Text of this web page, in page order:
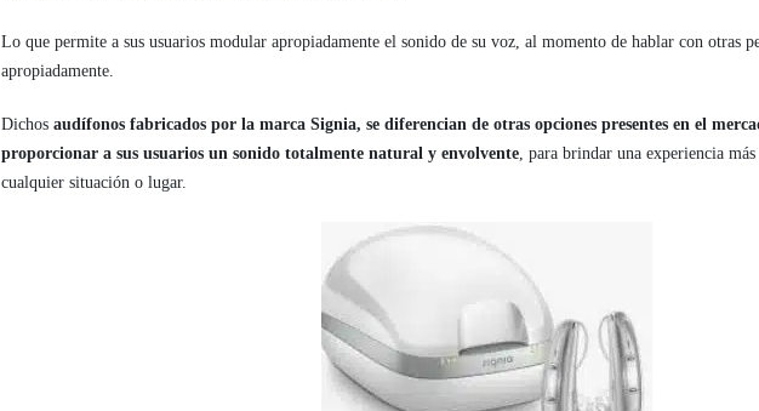
Lo que permite a sus usuarios modular apropiadamente el sonido de su voz, al momento de hablar con otras
apropiadamente.
Dichos audífonos fabricados por la marca Signia, se diferencian de otras opciones presentes en el
proporcionar a sus usuarios un sonido totalmente natural y envolvente, para brindar una experiencia
cualquier situación o lugar.